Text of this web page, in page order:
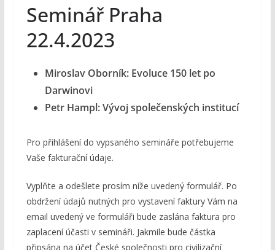
Seminář Praha
22.4.2023
Miroslav Oborník: Evoluce 150 let po
Darwinovi
Petr Hampl: Vývoj společenských institucí
Pro přihlášení do vypsaného semináře potřebujeme
Vaše fakturační údaje.
Vyplňte a odešlete prosím níže uvedený formulář. Po
obdržení údajů nutných pro vystavení faktury Vám na
email uvedený ve formuláři bude zaslána faktura pro
zaplacení účasti v semináři. Jakmile bude částka
připsána na účet České společnosti pro civilizační